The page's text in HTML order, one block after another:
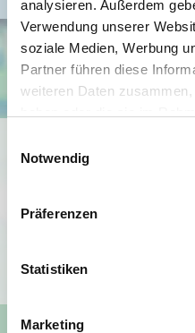
analysieren. Außerdem
Verwendung unserer
soziale Medien, Werbung
Partner führen diese
weiteren Daten
Notwendig
Präferenzen
Statistiken
Marketing
Ich bin damit
(https://